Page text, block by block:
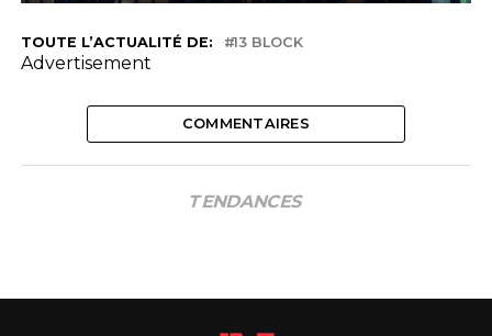
TOUTE L’ACTUALITÉ DE: 13 BLOCK
Advertisement
COMMENTAIRES
TENDANCES